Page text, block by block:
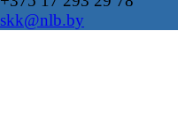
skk@nlb.by